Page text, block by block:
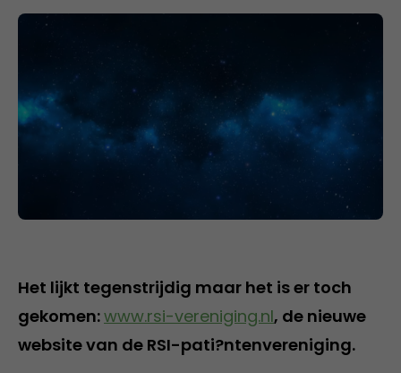
Het lijkt tegenstrijdig maar het is er toch
gekomen:www.rsi-vereniging.nl, de nieuwe
website van de RSI-pati?ntenvereniging.